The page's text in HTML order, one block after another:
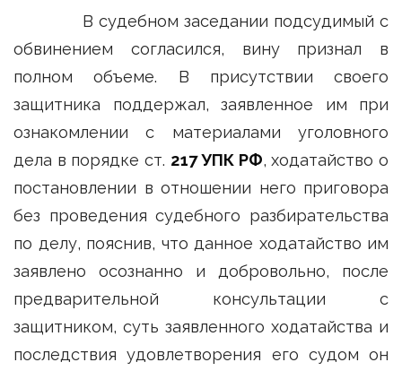
В судебном заседании подсудимый с
обвинением согласился, вину признал в
полном объеме. В присутствии своего
защитника поддержал, заявленное им при
ознакомлении с материалами уголовного
дела в порядке ст. 217 УПК РФ, ходатайство о
постановлении в отношении него приговора
без проведения судебного разбирательства
по делу, пояснив, что данное ходатайство им
заявлено осознанно и добровольно, после
предварительной консультации с
защитником, суть заявленного ходатайства и
последствия удовлетворения его судом он